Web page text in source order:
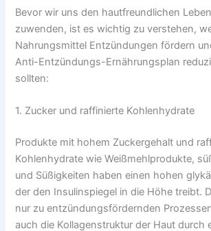
Bevor wir uns den hautfreundlichen
zuwenden, ist es wichtig zu verstehen,
Nahrungsmittel Entzündungen fördern
Anti-Entzündungs-Ernährungsplan
sollten:
1. Zucker und raffinierte Kohlenhydrate
Produkte mit hohem Zuckergehalt und
Kohlenhydrate wie Weißmehlprodukte,
und Süßigkeiten haben einen hohen
der den Insulinspiegel in die Höhe treibt.
nur zu entzündungsfördernden
auch die Kollagenstruktur der Haut durch